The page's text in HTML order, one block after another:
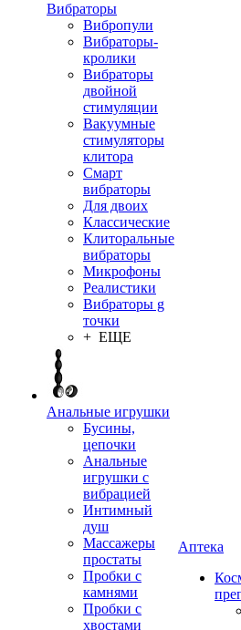
Вибраторы
Вибропули
Вибраторы-
кролики
Вибраторы
двойной
стимуляции
Вакуумные
стимуляторы
клитора
Смарт
вибраторы
Для двоих
Классические
Клиторальные
вибраторы
Микрофоны
Реалистики
Вибраторы g
точки
+ ЕЩЕ
Анальные игрушки
Бусины,
цепочки
Анальные
игрушки с
вибрацией
Интимный
душ
Массажеры
простаты
Пробки с
камнями
Пробки с
хвостами
Аптека